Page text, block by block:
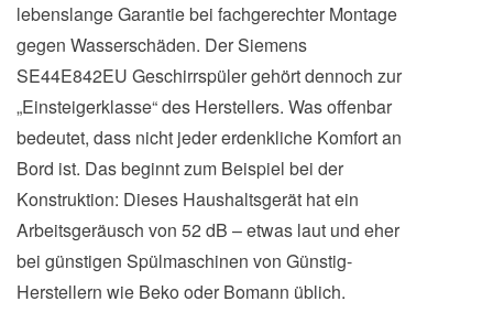
lebenslange Garantie bei fachgerechter Montage
gegen Wasserschäden. Der Siemens
SE44E842EU Geschirrspüler gehört dennoch zur
„Einsteigerklasse“ des Herstellers. Was offenbar
bedeutet, dass nicht jeder erdenkliche Komfort an
Bord ist. Das beginnt zum Beispiel bei der
Konstruktion: Dieses Haushaltsgerät hat ein
Arbeitsgeräusch von 52 dB – etwas laut und eher
bei günstigen Spülmaschinen von Günstig-
Herstellern wie Beko oder Bomann üblich.